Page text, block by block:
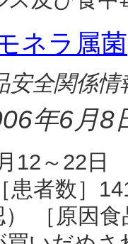
ネラ属菌
安全関係情
年6月8
12～22
患者数］
［原因